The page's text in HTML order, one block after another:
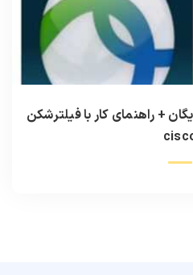
+ راهنمای کار با فیلترشکن